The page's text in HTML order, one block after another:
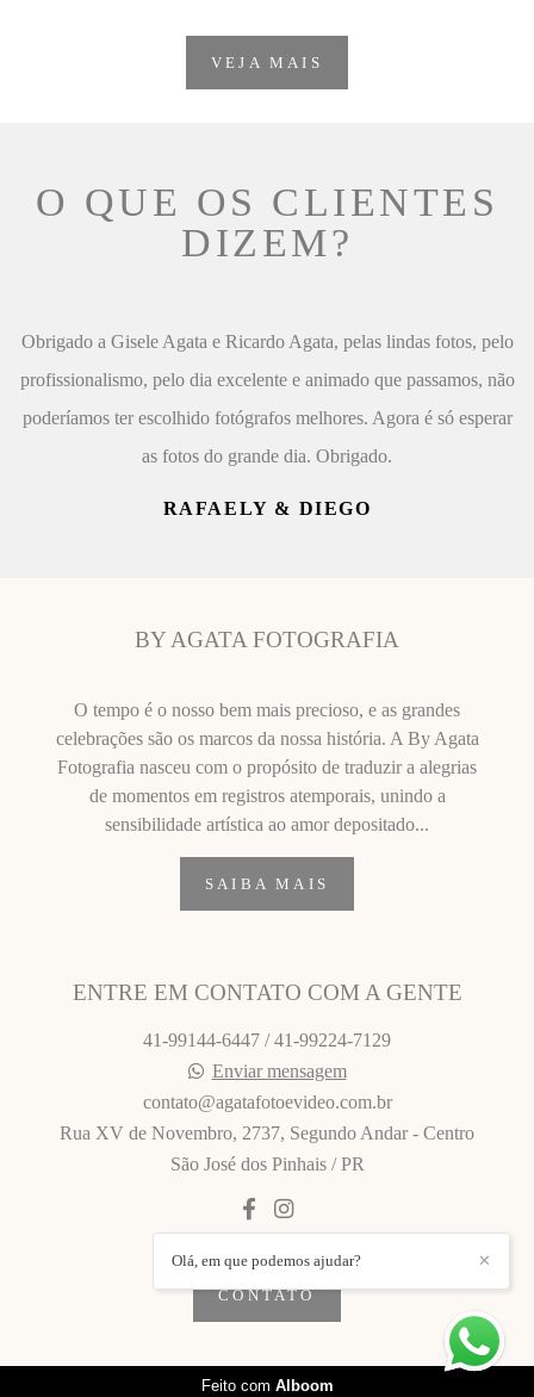
VEJA MAIS
O QUE OS CLIENTES
DIZEM?
Obrigado a Gisele Agata e Ricardo Agata, pelas lindas fotos, pelo
profissionalismo, pelo dia excelente e animado que passamos, não
poderíamos ter escolhido fotógrafos melhores. Agora é só esperar
as fotos do grande dia. Obrigado.
RAFAELY & DIEGO
BY AGATA FOTOGRAFIA
O tempo é o nosso bem mais precioso, e as grandes
celebrações são os marcos da nossa história. A By Agata
Fotografia nasceu com o propósito de traduzir a alegrias
de momentos em registros atemporais, unindo a
sensibilidade artística ao amor depositado...
SAIBA MAIS
ENTRE EM CONTATO COM A GENTE
41-99144-6447 / 41-99224-7129
Enviar mensagem
contato@agatafotoevideo.com.br
Rua XV de Novembro, 2737, Segundo Andar - Centro
São José dos Pinhais / PR
CONTATO
✕
Olá, em que podemos ajudar?
Feito com Alboom